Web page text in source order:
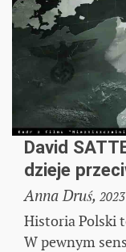
David
dzieje
Anna Druś,
Historia Polski
W pewnym